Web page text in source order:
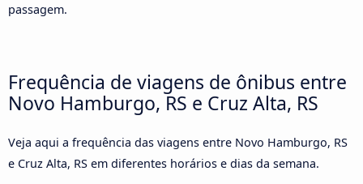
passagem.
Frequência de viagens de ônibus entre
Novo Hamburgo, RS e Cruz Alta, RS
Veja aqui a frequência das viagens entre Novo Hamburgo, RS
e Cruz Alta, RS em diferentes horários e dias da semana.